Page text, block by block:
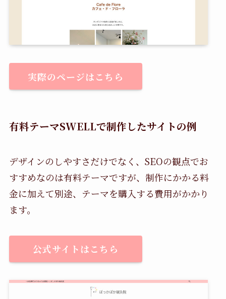
実際のページはこちら
有料テーマSWELLで制作したサイトの例
デザインのしやすさだけでなく、SEOの観点でお
すすめなのは有料テーマですが、制作にかかる料
金に加えて別途、テーマを購入する費用がかかり
ます。
公式サイトはこちら